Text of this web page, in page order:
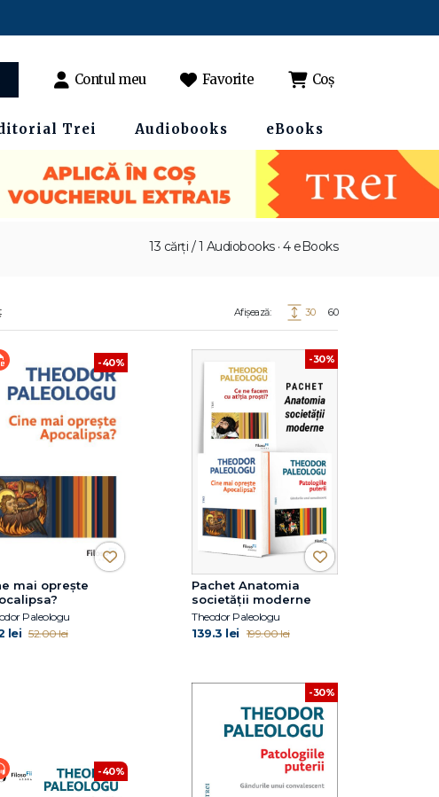
Contul meu Favorite Coș
Trei Audiobooks eBooks
13 cărți / 1 Audiobooks · 4 eBooks
Afișează: 30 60
-40%
mai oprește
Paleologu
lei 52.00 lei
-30%
Pachet Anatomia
societății moderne
Theodor Paleologu
139.3 lei 199.00 lei
-40%
-30%